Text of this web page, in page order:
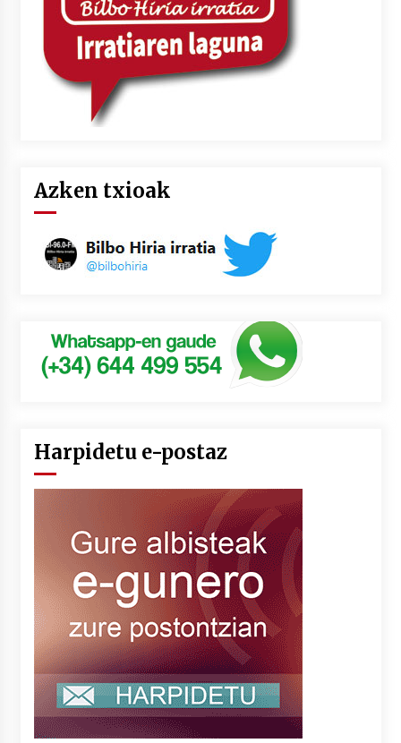
Tiga, Twisted Teens, Underscores, Habia
2026/07/02
Azken txioak
Harpidetu e-postaz